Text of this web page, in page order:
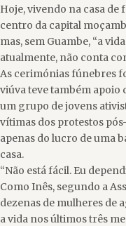
Hoje, vivendo na casa de
centro da capital
mas, sem Guambe, “a
atualmente, não conta
As cerimónias fúnebres
viúva teve também apoio
um grupo de jovens
vítimas dos protestos
apenas do lucro de uma
casa.
“Não está fácil. Eu
Como Inês, segundo a
dezenas de mulheres de
a vida nos últimos três